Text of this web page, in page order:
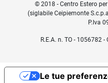
© 2018 - Centro Estero
(siglabile Ceipiemonte
P.Iva
R.E.A. n. TO - 1056782
Le tue